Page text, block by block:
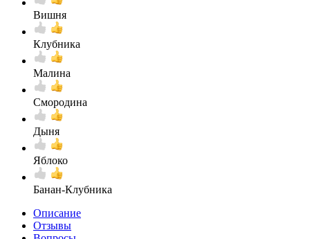
Вишня
Клубника
Малина
Смородина
Дыня
Яблоко
Банан-Клубника
Описание
Отзывы